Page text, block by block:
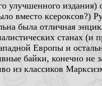
улучшенного
вместо
была отличная
станах
Европы и
байки, конечно
из классиков